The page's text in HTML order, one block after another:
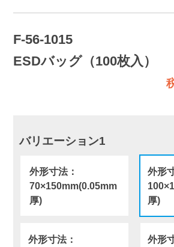
F-56-1015
ESDバッグ（100枚入）
バリエーション1
外形寸法：
70×150mm(0.05mm
厚)
外形
厚)
外形寸法：
外形